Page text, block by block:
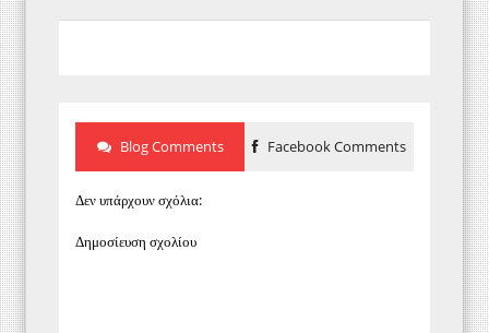
Blog Comments Facebook Comments
Δεν υπάρχουν σχόλια:
Δημοσίευση σχολίου